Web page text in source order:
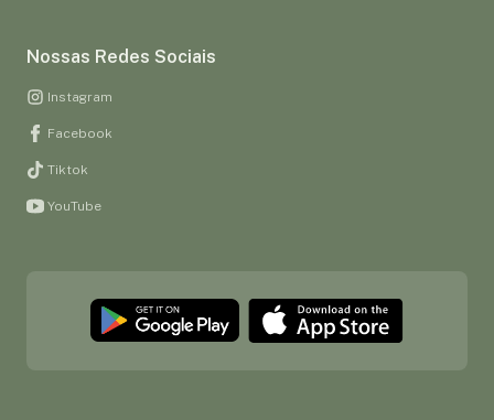
Nossas Redes Sociais
Instagram
Facebook
Tiktok
YouTube